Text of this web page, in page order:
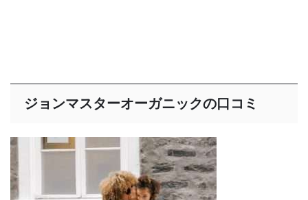
ジョンマスターオーガニックの口コミ